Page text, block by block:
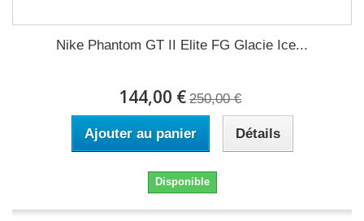
Nike Phantom GT II Elite FG Glacie Ice...
144,00 € 250,00 €
Ajouter au panier Détails
Disponible